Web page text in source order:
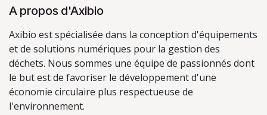
A propos d'Axibio
Axibio est spécialisée dans la conception d'équipements
et de solutions numériques pour la gestion des
déchets. Nous sommes une équipe de passionnés dont
le but est de favoriser le développement d'une
économie circulaire plus respectueuse de
l'environnement.